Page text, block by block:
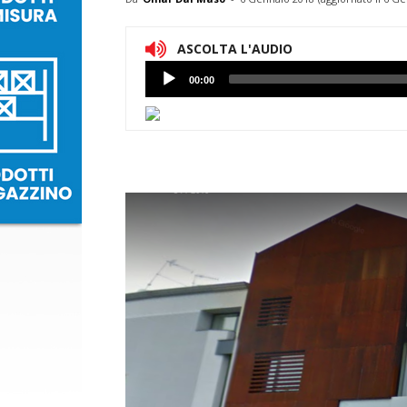
ASCOLTA L'AUDIO
Lettore
Audio
00:00